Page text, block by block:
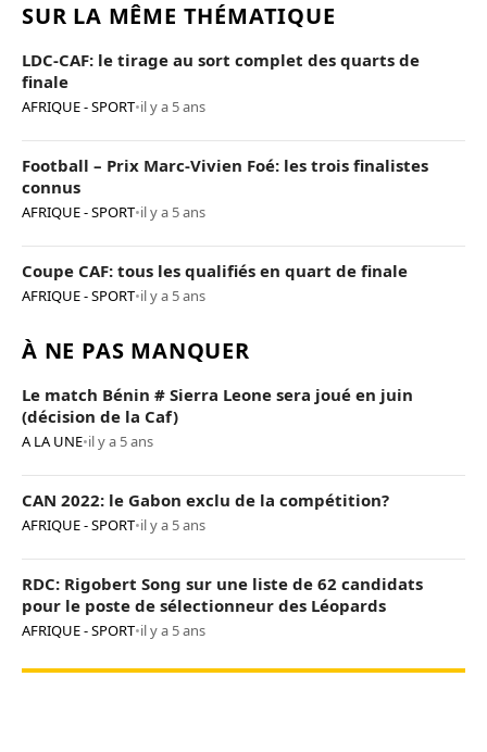
SUR LA MÊME THÉMATIQUE
LDC-CAF: le tirage au sort complet des quarts de
finale
AFRIQUE - SPORT•il y a 5 ans
Football – Prix Marc-Vivien Foé: les trois finalistes
connus
AFRIQUE - SPORT•il y a 5 ans
Coupe CAF: tous les qualifiés en quart de finale
AFRIQUE - SPORT•il y a 5 ans
À NE PAS MANQUER
Le match Bénin # Sierra Leone sera joué en juin
(décision de la Caf)
A LA UNE•il y a 5 ans
CAN 2022: le Gabon exclu de la compétition?
AFRIQUE - SPORT•il y a 5 ans
RDC: Rigobert Song sur une liste de 62 candidats
pour le poste de sélectionneur des Léopards
AFRIQUE - SPORT•il y a 5 ans